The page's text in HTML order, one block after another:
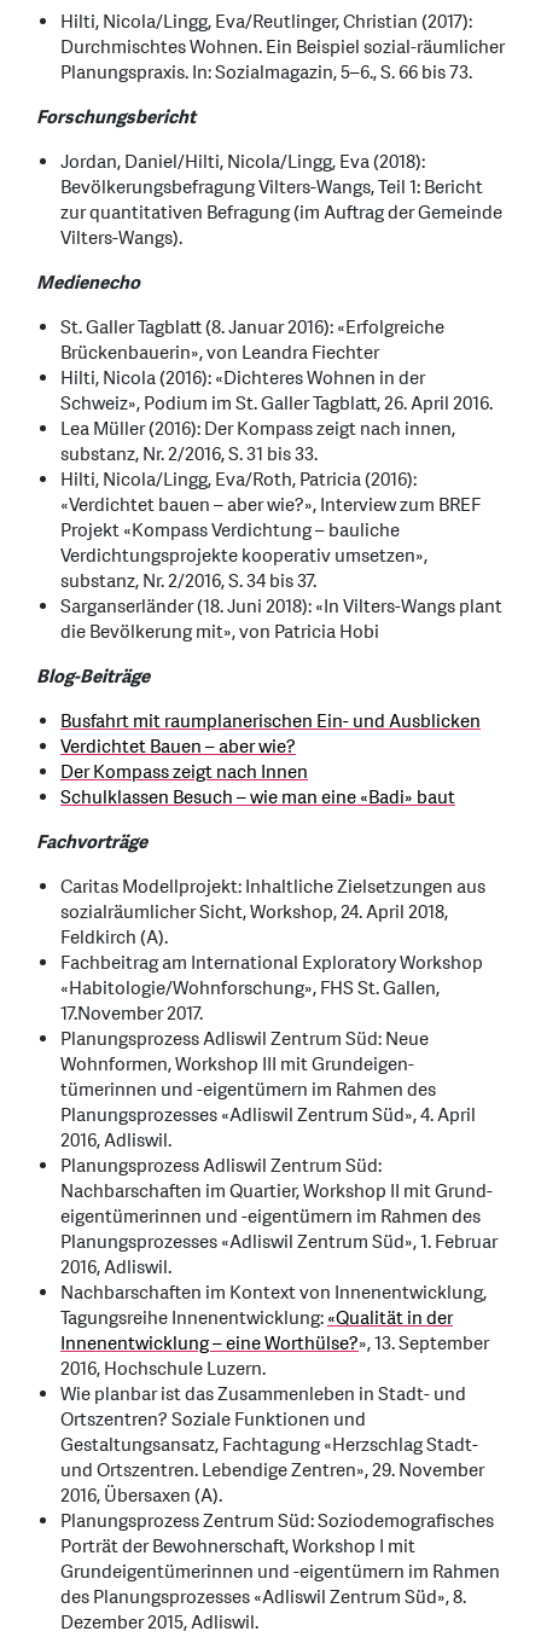
Hilti, Nicola/Lingg, Eva/Reutlinger, Christian (2017):
Durchmischtes Wohnen. Ein Beispiel sozial-räumlicher
Planungspraxis. In: Sozialmagazin, 5–6., S. 66 bis 73.
Forschungsbericht
Jordan, Daniel/Hilti, Nicola/Lingg, Eva (2018):
Bevölkerungsbefragung Vilters-Wangs, Teil 1: Bericht
zur quantitativen Befragung (im Auftrag der Gemeinde
Vilters-Wangs).
Medienecho
St. Galler Tagblatt (8. Januar 2016): «Erfolgreiche
Brückenbauerin», von Leandra Fiechter
Hilti, Nicola (2016): «Dichteres Wohnen in der
Schweiz», Podium im St. Galler Tagblatt, 26. April 2016.
Lea Müller (2016): Der Kompass zeigt nach innen,
substanz, Nr. 2/2016, S. 31 bis 33.
Hilti, Nicola/Lingg, Eva/Roth, Patricia (2016):
«Verdichtet bauen – aber wie?», Interview zum BREF
Projekt «Kompass Verdichtung – bauliche
Verdichtungsprojekte kooperativ umsetzen»,
substanz, Nr. 2/2016, S. 34 bis 37.
Sarganserländer (18. Juni 2018): «In Vilters-Wangs plant
die Bevölkerung mit», von Patricia Hobi
Blog-Beiträge
Busfahrt mit raumplanerischen Ein- und Ausblicken
Verdichtet Bauen – aber wie?
Der Kompass zeigt nach Innen
Schulklassen Besuch – wie man eine «Badi» baut
Fachvorträge
Caritas Modellprojekt: Inhaltliche Zielsetzungen aus
sozialräumlicher Sicht, Workshop, 24. April 2018,
Feldkirch (A).
Fachbeitrag am International Exploratory Workshop
«Habitologie/Wohnforschung», FHS St. Gallen,
17.November 2017.
Planungsprozess Adliswil Zentrum Süd: Neue
Wohnformen, Workshop III mit Grundeigen-
tümerinnen und -eigentümern im Rahmen des
Planungsprozesses «Adliswil Zentrum Süd», 4. April
2016, Adliswil.
Planungsprozess Adliswil Zentrum Süd:
Nachbarschaften im Quartier, Workshop II mit Grund-
eigentümerinnen und -eigentümern im Rahmen des
Planungsprozesses «Adliswil Zentrum Süd», 1. Februar
2016, Adliswil.
Nachbarschaften im Kontext von Innenentwicklung,
Tagungsreihe Innenentwicklung:«Qualität in der
Innenentwicklung – eine Worthülse?», 13. September
2016, Hochschule Luzern.
Wie planbar ist das Zusammenleben in Stadt- und
Ortszentren? Soziale Funktionen und
Gestaltungsansatz, Fachtagung «Herzschlag Stadt-
und Ortszentren. Lebendige Zentren», 29. November
2016, Übersaxen (A).
Planungsprozess Zentrum Süd: Soziodemografisches
Porträt der Bewohnerschaft, Workshop I mit
Grundeigentümerinnen und -eigentümern im Rahmen
des Planungsprozesses «Adliswil Zentrum Süd», 8.
Dezember 2015, Adliswil.